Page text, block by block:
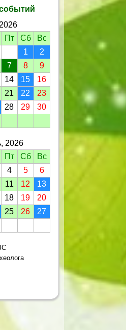
Пт Сб
Вс
1
2
7 8
9
14 15
16
21 22
23
28 29
30
2026
Пт Сб
Вс
4 5
6
11 12
13
18 19
20
25 26
27